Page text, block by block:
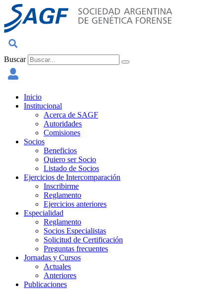
contenido
Buscar
Inicio
Institucional
Acerca de SAGF
Autoridades
Comisiones
Socios
Beneficios
Quiero ser Socio
Listado de Socios
Ejercicios de Intercomparación
Inscribirme
Reglamento
Ejercicios anteriores
Especialidad
Reglamento
Socios Especialistas
Solicitud de Certificación
Preguntas frecuentes
Jornadas y Cursos
Actuales
Anteriores
Publicaciones